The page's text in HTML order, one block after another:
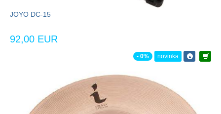
JOYO DC-15
92,00 EUR
- 0% novinka